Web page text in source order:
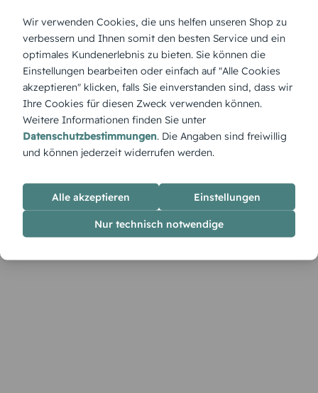
ÜBERBLICK:
Produktbeschreibung
Der klassische Weihnachtsbaum ist das Herzstück dieser
Menükarte und macht den Tisch zur festlichen Bühne.
Wir verwenden Cookies, die uns helfen unseren Shop zu
verbessern und Ihnen somit den besten Service und ein
optimales Kundenerlebnis zu bieten. Sie können die
Einstellungen bearbeiten oder einfach auf "Alle Cookies
akzeptieren" klicken, falls Sie einverstanden sind, dass wir
Ihre Cookies für diesen Zweck verwenden können.
Weitere Informationen finden Sie unter
Datenschutzbestimmungen. Die Angaben sind freiwillig
und können jederzeit widerrufen werden.
Alle akzeptieren Einstellungen
Nur technisch notwendige